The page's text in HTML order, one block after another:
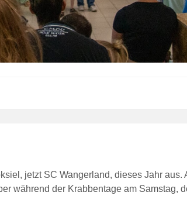
jetzt SC Wangerland, dieses Jahr aus.
während der Krabbentage am Samstag,